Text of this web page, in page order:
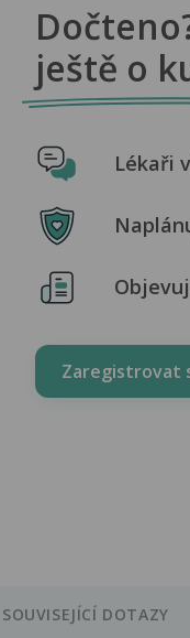
ještě o
Lékaři
Zaregistrovat
SOUVISEJÍCÍ DOTAZY